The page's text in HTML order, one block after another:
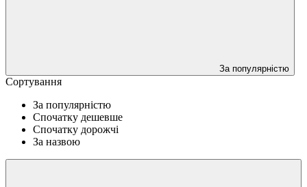
За популярністю
Сортування
За популярністю
Спочатку дешевше
Спочатку дорожчі
За назвою